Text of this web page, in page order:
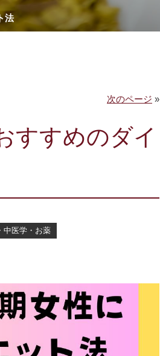
法
次のページ »
すすめのダイ
中医学・お薬